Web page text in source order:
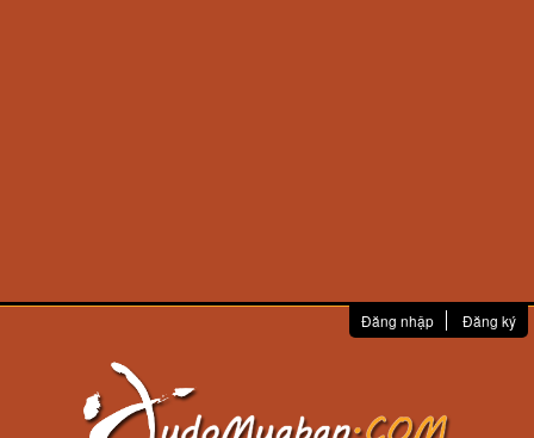
Đăng nhập Đăng ký